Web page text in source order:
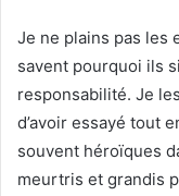
Je ne plains pas les
savent pourquoi ils
responsabilité. Je
d’avoir essayé tout
souvent héroïques
meurtris et grandis